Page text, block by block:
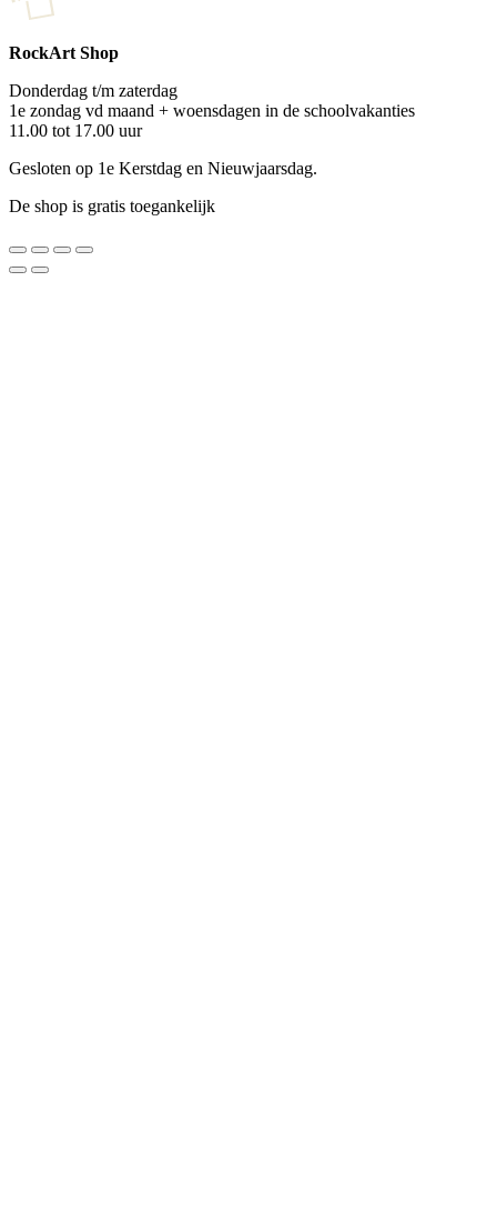
RockArt Shop
Donderdag t/m zaterdag
1e zondag vd maand + woensdagen in de schoolvakanties
11.00 tot 17.00 uur
Gesloten op 1e Kerstdag en Nieuwjaarsdag.
De shop is gratis toegankelijk